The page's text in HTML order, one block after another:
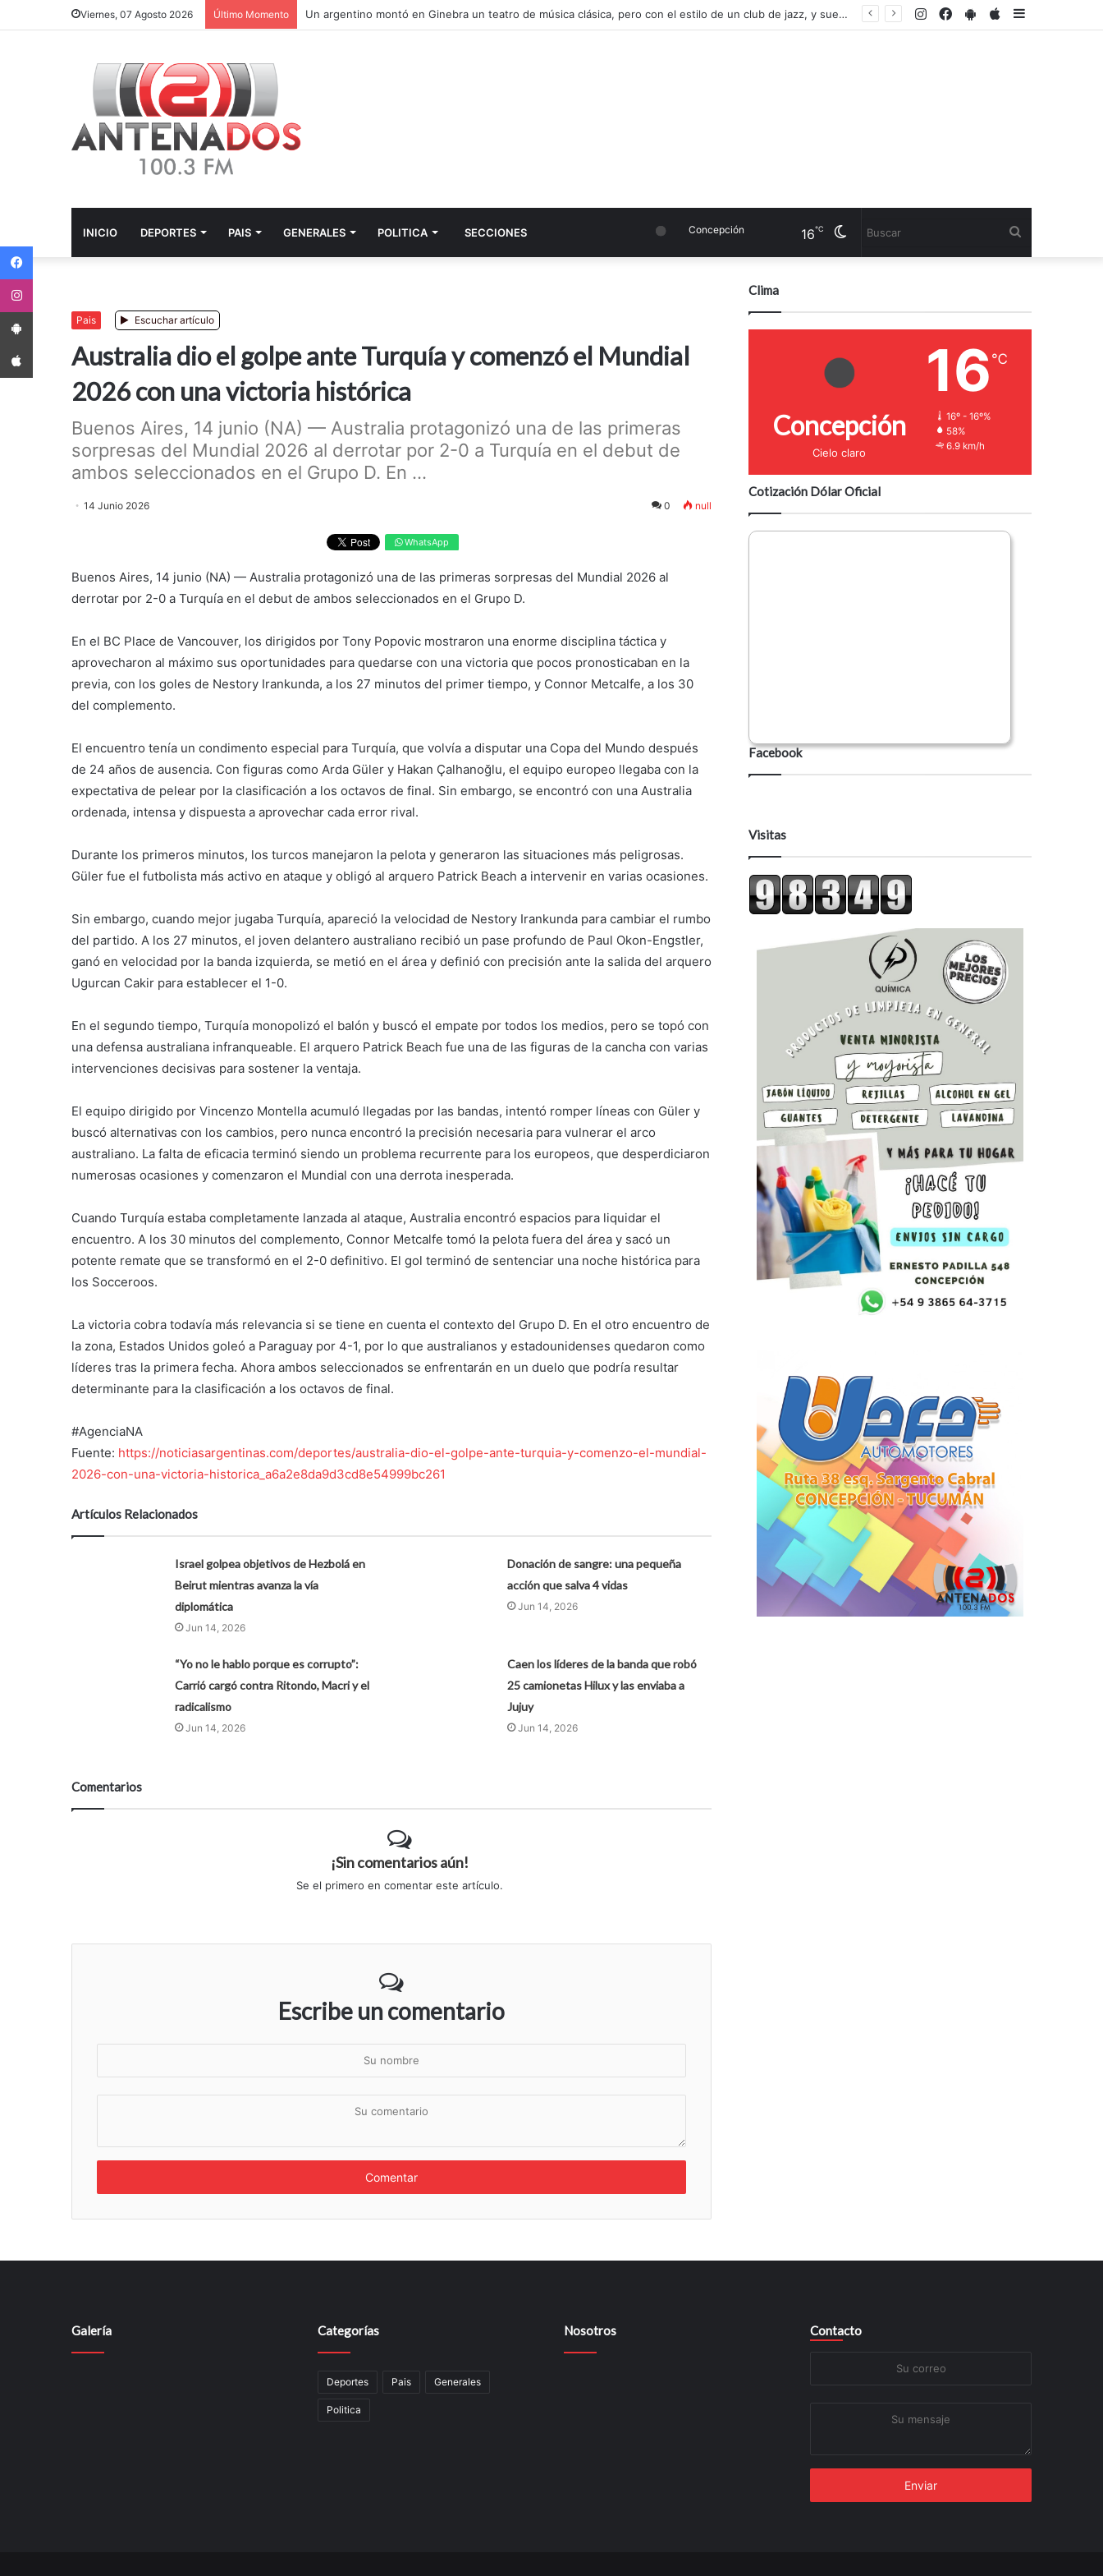
Viernes, 07 Agosto 2026 Último Momento Un argentino montó en Ginebra un teatro de música clásica, pero con el estilo de un club de jazz, y sueña con llevar a Martha Argerich AppStore
PlayStore
Facebook
Instagram
INICIO DEPORTES PAIS GENERALES POLITICA SECCIONES Cambiar
Concepción 16℃
Pais Escuchar artículo
Australia dio el golpe ante Turquía y comenzó el Mundial
2026 con una victoria histórica
Buenos Aires, 14 junio (NA) — Australia protagonizó una de las primeras
sorpresas del Mundial 2026 al derrotar por 2-0 a Turquía en el debut de
ambos seleccionados en el Grupo D. En ...
14 Junio 2026 0 null
WhatsApp
Buenos Aires, 14 junio (NA) — Australia protagonizó una de las primeras sorpresas del Mundial 2026 al
derrotar por 2-0 a Turquía en el debut de ambos seleccionados en el Grupo D.
En el BC Place de Vancouver, los dirigidos por Tony Popovic mostraron una enorme disciplina táctica y
aprovecharon al máximo sus oportunidades para quedarse con una victoria que pocos pronosticaban en la
previa, con los goles de Nestory Irankunda, a los 27 minutos del primer tiempo, y Connor Metcalfe, a los 30
del complemento.
El encuentro tenía un condimento especial para Turquía, que volvía a disputar una Copa del Mundo después
de 24 años de ausencia. Con figuras como Arda Güler y Hakan Çalhanoğlu, el equipo europeo llegaba con la
expectativa de pelear por la clasificación a los octavos de final. Sin embargo, se encontró con una Australia
ordenada, intensa y dispuesta a aprovechar cada error rival.
Durante los primeros minutos, los turcos manejaron la pelota y generaron las situaciones más peligrosas.
Güler fue el futbolista más activo en ataque y obligó al arquero Patrick Beach a intervenir en varias ocasiones.
Sin embargo, cuando mejor jugaba Turquía, apareció la velocidad de Nestory Irankunda para cambiar el rumbo
del partido. A los 27 minutos, el joven delantero australiano recibió un pase profundo de Paul Okon-Engstler,
ganó en velocidad por la banda izquierda, se metió en el área y definió con precisión ante la salida del arquero
Ugurcan Cakir para establecer el 1-0.
En el segundo tiempo, Turquía monopolizó el balón y buscó el empate por todos los medios, pero se topó con
una defensa australiana infranqueable. El arquero Patrick Beach fue una de las figuras de la cancha con varias
intervenciones decisivas para sostener la ventaja.
El equipo dirigido por Vincenzo Montella acumuló llegadas por las bandas, intentó romper líneas con Güler y
buscó alternativas con los cambios, pero nunca encontró la precisión necesaria para vulnerar el arco
australiano. La falta de eficacia terminó siendo un problema recurrente para los europeos, que desperdiciaron
numerosas ocasiones y comenzaron el Mundial con una derrota inesperada.
Cuando Turquía estaba completamente lanzada al ataque, Australia encontró espacios para liquidar el
encuentro. A los 30 minutos del complemento, Connor Metcalfe tomó la pelota fuera del área y sacó un
potente remate que se transformó en el 2-0 definitivo. El gol terminó de sentenciar una noche histórica para
los Socceroos.
La victoria cobra todavía más relevancia si se tiene en cuenta el contexto del Grupo D. En el otro encuentro de
la zona, Estados Unidos goleó a Paraguay por 4-1, por lo que australianos y estadounidenses quedaron como
líderes tras la primera fecha. Ahora ambos seleccionados se enfrentarán en un duelo que podría resultar
determinante para la clasificación a los octavos de final.
#AgenciaNA
Fuente: https://noticiasargentinas.com/deportes/australia-dio-el-golpe-ante-turquia-y-comenzo-el-mundial-
2026-con-una-victoria-historica_a6a2e8da9d3cd8e54999bc261
Artículos Relacionados
Israel golpea objetivos de Hezbolá en
Beirut mientras avanza la vía
diplomática
Jun 14, 2026
Donación de sangre: una pequeña
acción que salva 4 vidas
Jun 14, 2026
“Yo no le hablo porque es corrupto”:
Carrió cargó contra Ritondo, Macri y el
radicalismo
Jun 14, 2026
Caen los líderes de la banda que robó
25 camionetas Hilux y las enviaba a
Jujuy
Jun 14, 2026
Comentarios
¡Sin comentarios aún!
Se el primero en comentar este artículo.
Escribe un comentario
t
r
Clima
Concepción
Cielo claro
16 ℃
16º - 16º%
58%
6.9 km/h
Cotización Dólar Oficial
Facebook
Visitas
Galería Categorías
Deportes Pais Generales
Politica
Nosotros Contacto
App Android